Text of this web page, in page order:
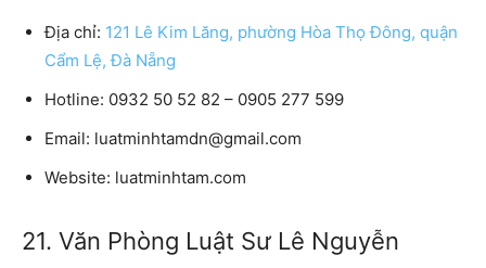
Địa chỉ: 121 Lê Kim Lăng, phường Hòa Thọ Đông, quận
Cẩm Lệ, Đà Nẵng
Hotline: 0932 50 52 82 – 0905 277 599
Email: luatminhtamdn@gmail.com
Website: luatminhtam.com
21. Văn Phòng Luật Sư Lê Nguyễn